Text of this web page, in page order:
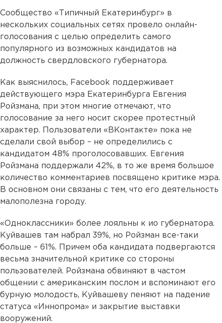
Сообщество «Типичный Екатеринбург» в
нескольких социальных сетях провело онлайн-
голосования с целью определить самого
популярного из возможных кандидатов на
должность свердловского губернатора.
Как выяснилось, Facebook поддерживает
действующего мэра Екатеринбурга Евгения
Ройзмана, при этом многие отмечают, что
голосование за него носит скорее протестный
характер. Пользователи «ВКонтакте» пока не
сделали свой выбор – не определились с
кандидатом 48% проголосовавших. Евгения
Ройзмана поддержали 42%, в то же время большое
количество комментариев посвящено критике мэра.
В основном они связаны с тем, что его деятельность
малополезна городу.
«Одноклассники» более лояльны к ио губернатора.
Куйвашев там набрал 39%, но Ройзман все-таки
больше – 61%. Причем оба кандидата подвергаются
весьма значительной критике со стороны
пользователей. Ройзмана обвиняют в частом
общении с американским послом и вспоминают его
бурную молодость, Куйвашеву пеняют на падение
статуса «Иннопрома» и закрытие выставки
вооружений.